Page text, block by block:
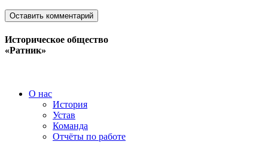
Историческое общество
«Ратник»
О нас
История
Устав
Команда
Отчёты по работе